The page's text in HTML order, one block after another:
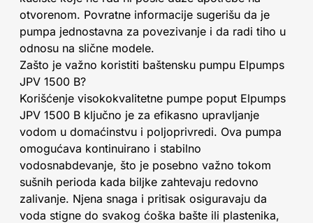
otvorenom. Povratne informacije sugerišu da je
pumpa jednostavna za povezivanje i da radi tiho u
odnosu na slične modele.
Zašto je važno koristiti baštensku pumpu Elpumps
JPV 1500 B?
Korišćenje visokokvalitetne pumpe poput Elpumps
JPV 1500 B ključno je za efikasno upravljanje
vodom u domaćinstvu i poljoprivredi. Ova pumpa
omogućava kontinuirano i stabilno
vodosnabdevanje, što je posebno važno tokom
sušnih perioda kada biljke zahtevaju redovno
zalivanje. Njena snaga i pritisak osiguravaju da
voda stigne do svakog ćoška bašte ili plastenika,